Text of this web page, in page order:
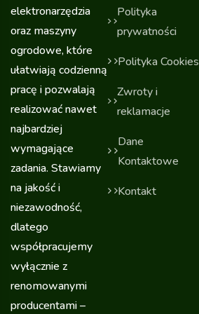
elektronarzędzia
oraz maszyny
ogrodowe, które
ułatwiają codzienną
pracę i pozwalają
realizować nawet
najbardziej
wymagające
zadania. Stawiamy
na jakość i
niezawodność,
dlatego
współpracujemy
wyłącznie z
renomowanymi
producentami –
Polityka
prywatności
Polityka Cookies
Zwroty i
reklamacje
Dane
Kontaktowe
Kontakt